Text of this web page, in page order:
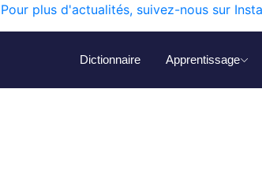
Pour plus d'actualités, suivez-nous sur
Dictionnaire Apprentissage